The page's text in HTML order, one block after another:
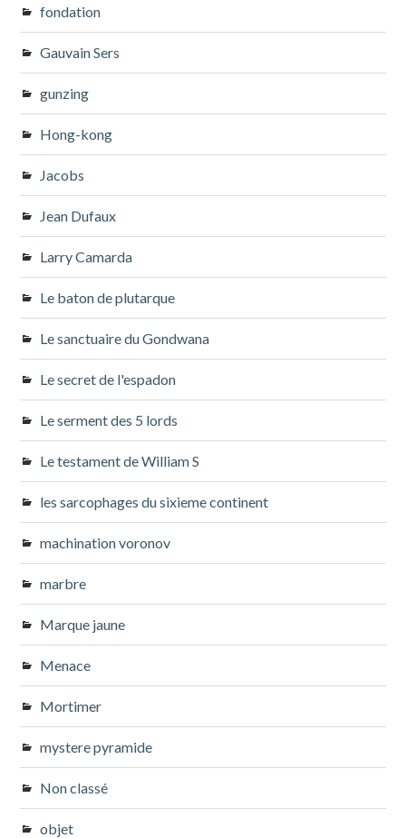
fondation
Gauvain Sers
gunzing
Hong-kong
Jacobs
Jean Dufaux
Larry Camarda
Le baton de plutarque
Le sanctuaire du Gondwana
Le secret de l'espadon
Le serment des 5 lords
Le testament de William S
les sarcophages du sixieme continent
machination voronov
marbre
Marque jaune
Menace
Mortimer
mystere pyramide
Non classé
objet